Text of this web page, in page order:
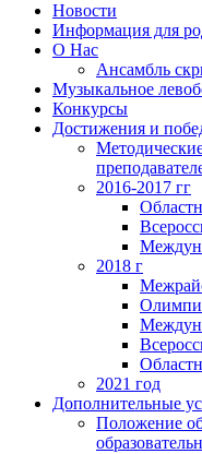
Новости
Информация для
О Нас
Ансамбль
Музыкальное
Конкурсы
Достижения и
2016-2017 гг
2018 г
2021 год
Дополнительные
Положение